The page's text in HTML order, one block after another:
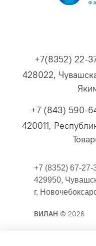
+7(8352) 22-
428022,
+7 (843) 590-
420011,
+7 (8352) 67-27-
429950,
г.
ВИЛАН © 2026